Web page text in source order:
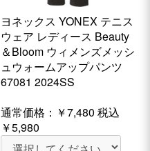
ヨネックス YONEX テニス
ウェア レディース Beauty
＆Bloom ウィメンズメッシ
ュウォームアップパンツ
67081 2024SS
通常価格： ￥7,480 税込
￥5,980